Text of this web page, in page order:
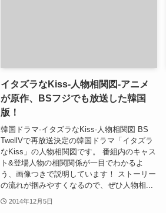
イタズラなKiss-人物相関図-アニメ
が原作、BSフジでも放送した韓国
版！
韓国ドラマ-イタズラなKiss-人物相関図 BS
TwellVで再放送決定の韓国ドラマ「イタズラ
なKiss」の人物相関図です。 番組内のキャス
ト&登場人物の相関関係が一目でわかるよ
う、画像つきで説明しています！ ストーリー
の流れが掴みやすくなるので、ぜひ人物相...
2014年12月5日